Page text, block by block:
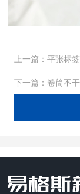
上一篇： 平张标签
下一篇： 卷筒不